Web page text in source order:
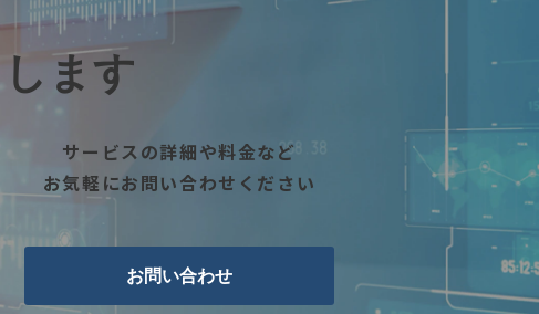
ます
サービスの詳細や料金など
お気軽にお問い合わせください
お問い合わせ